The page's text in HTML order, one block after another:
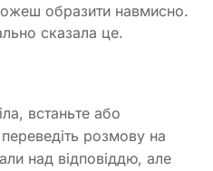
образити навмисно.
сказала це.
встаньте або
розмову на
над відповіддю, але